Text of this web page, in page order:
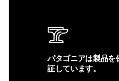
パタゴニアは製品を
証しています。